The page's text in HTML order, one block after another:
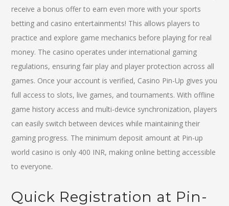
receive a bonus offer to earn even more with your sports
betting and casino entertainments! This allows players to
practice and explore game mechanics before playing for real
money. The casino operates under international gaming
regulations, ensuring fair play and player protection across all
games. Once your account is verified, Casino Pin-Up gives you
full access to slots, live games, and tournaments. With offline
game history access and multi-device synchronization, players
can easily switch between devices while maintaining their
gaming progress. The minimum deposit amount at Pin-up
world casino is only 400 INR, making online betting accessible
to everyone.
Quick Registration at Pin-